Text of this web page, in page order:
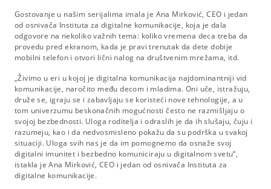
Gostovanje u našim serijalima imala je Ana Mirković, CEO i jedan
od osnivača Instituta za digitalne komunikacije, koja je dala
odgovore na nekoliko važnih tema: koliko vremena deca treba da
provedu pred ekranom, kada je pravi trenutak da dete dobije
mobilni telefon i otvori lični nalog na društvenim mrežama, itd.
„Živimo u eri u kojoj je digitalna komunikacija najdominantniji vid
komunikacije, naročito među decom i mladima. Oni uče, istražuju,
druže se, igraju se i zabavljaju se koristeći nove tehnologije, a u
tom univerzumu beskonačnih mogućnosti često ne razmišljaju o
svojoj bezbednosti. Uloga roditelja i odraslih je da ih slušaju, čuju i
razumeju, kao i da nedvosmisleno pokažu da su podrška u svakoj
situaciji. Uloga svih nas je da im pomognemo da osnaže svoj
digitalni imunitet i bezbedno komuniciraju u digitalnom svetu“,
istakla je Ana Mirković, CEO i jedan od osnivača Instituta za
digitalne komunikacije.